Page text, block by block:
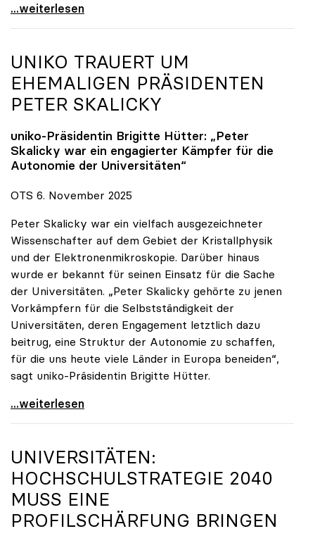
„Deplatzierte Kampagne“: uniko irritiert über
...weiterlesen
UNIKO TRAUERT UM
EHEMALIGEN PRÄSIDENTEN
PETER SKALICKY
uniko-Präsidentin Brigitte Hütter: „Peter
Skalicky war ein engagierter Kämpfer für die
Autonomie der Universitäten“
OTS 6. November 2025
Peter Skalicky war ein vielfach ausgezeichneter
Wissenschafter auf dem Gebiet der Kristallphysik
und der Elektronenmikroskopie. Darüber hinaus
wurde er bekannt für seinen Einsatz für die Sache
der Universitäten. „Peter Skalicky gehörte zu jenen
Vorkämpfern für die Selbstständigkeit der
Universitäten, deren Engagement letztlich dazu
beitrug, eine Struktur der Autonomie zu schaffen,
für die uns heute viele Länder in Europa beneiden“,
sagt uniko-Präsidentin Brigitte Hütter.
uniko trauert um ehemaligen Präsidenten Peter
...weiterlesen
UNIVERSITÄTEN:
HOCHSCHULSTRATEGIE 2040
MUSS EINE
PROFILSCHÄRFUNG BRINGEN